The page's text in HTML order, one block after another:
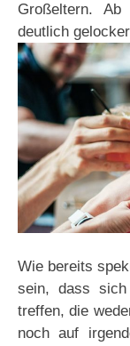
Großeltern.
deutlich
Wie bereits
sein, dass
treffen, die
noch auf